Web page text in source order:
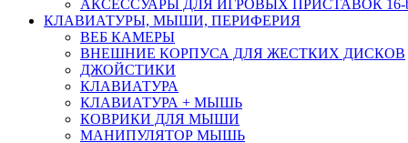
АКСЕССУАРЫ ДЛЯ ИГРОВЫХ ПРИСТАВОК 16-
КЛАВИАТУРЫ, МЫШИ, ПЕРИФЕРИЯ
ВЕБ КАМЕРЫ
ВНЕШНИЕ КОРПУСА ДЛЯ ЖЕСТКИХ ДИСКОВ
ДЖОЙСТИКИ
КЛАВИАТУРА
КЛАВИАТУРА + МЫШЬ
КОВРИКИ ДЛЯ МЫШИ
МАНИПУЛЯТОР МЫШЬ